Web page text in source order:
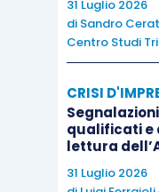
Infine si ricorda
articolo 5del
l’Agenzia
che
31 Luglio 2026
di Sandro
Centro Studi
CRISI
qualificati e
lettura
31 Luglio 2026